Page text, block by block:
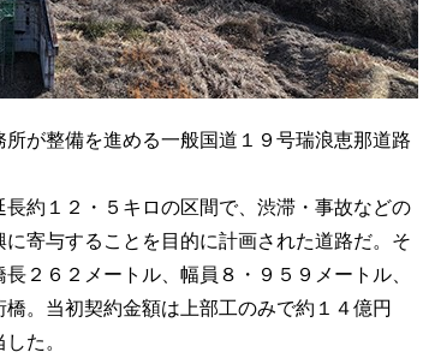
が整備を進める一般国道１９号瑞浪恵那道路
約１２・５キロの区間で、渋滞・事故などの
寄与することを目的に計画された道路だ。そ
２６２メートル、幅員８・９５９メートル、
。当初契約金額は上部工のみで約１４億円
た。